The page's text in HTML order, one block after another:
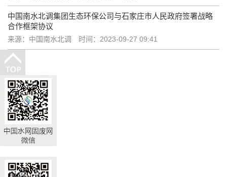
中国南水北调集团生态环保公司与石家庄市人民政府签署战略
合作框架协议
来源：中国南水北调 时间：2023-09-27 09:41